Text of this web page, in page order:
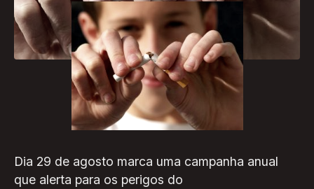
Dia 29 de agosto marca uma campanha anual
que alerta para os perigos do